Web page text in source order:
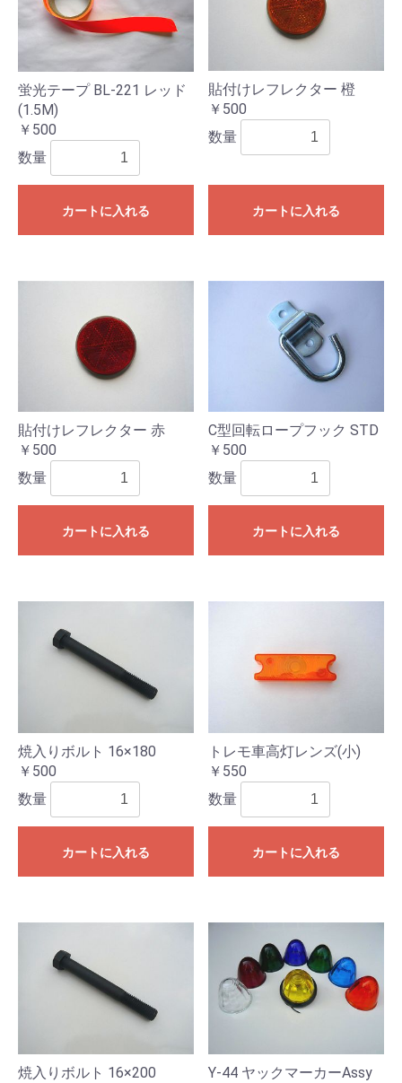
蛍光テープ BL-221 レッド
(1.5M)
￥500
数量
カートに入れる
貼付けレフレクター 橙
￥500
数量
カートに入れる
貼付けレフレクター 赤
￥500
数量
カートに入れる
C型回転ロープフック STD
￥500
数量
カートに入れる
焼入りボルト 16×180
￥500
数量
カートに入れる
トレモ車高灯レンズ(小)
￥550
数量
カートに入れる
焼入りボルト 16×200
Y-44 ヤックマーカーAssy